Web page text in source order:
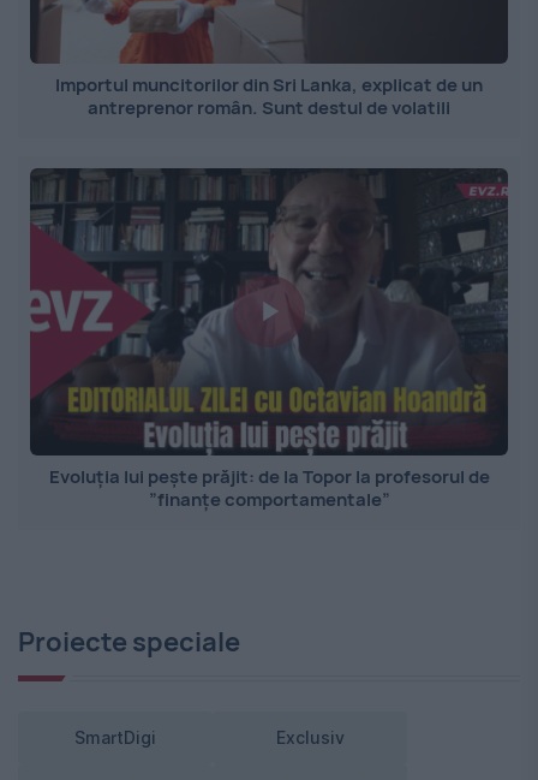
Importul muncitorilor din Sri Lanka, explicat de un
antreprenor român. Sunt destul de volatili
Evoluția lui pește prăjit: de la Topor la profesorul de
”finanțe comportamentale”
Proiecte speciale
SmartDigi Exclusiv